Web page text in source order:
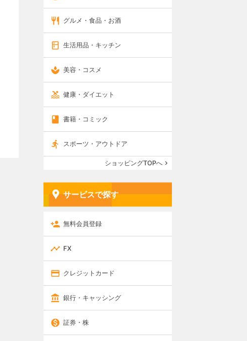
グルメ・食品・お酒
生活用品・キッチン
美容・コスメ
健康・ダイエット
書籍・コミック
スポーツ・アウトドア
ショッピングTOPへ
サービスで探す
無料会員登録
FX
クレジットカード
銀行・キャッシング
証券・株